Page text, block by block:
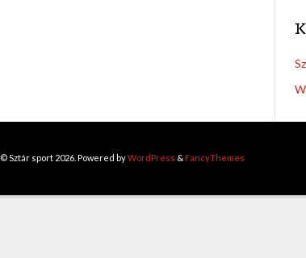
© Sztár sport 2026. Powered byWordPress & FancyThemes